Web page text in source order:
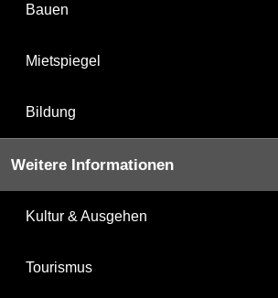
Bauen
Mietspiegel
Bildung
Weitere Informationen
Kultur & Ausgehen
Tourismus